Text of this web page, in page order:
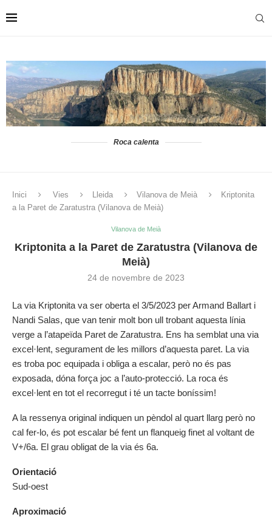
Roca calenta
Inici Vies Lleida Vilanova de Meià
Kriptonita
a la Paret de Zaratustra (Vilanova de Meià)
Vilanova de Meià
Kriptonita a la Paret de Zaratustra (Vilanova de
Meià)
24 de novembre de 2023
La via Kriptonita va ser oberta el 3/5/2023 per Armand Ballart i
Nandi Salas, que van tenir molt bon ull trobant aquesta línia
verge a l’atapeïda Paret de Zaratustra. Ens ha semblat una via
excel·lent, segurament de les millors d’aquesta paret. La via
es troba poc equipada i obliga a escalar, però no és pas
exposada, dóna força joc a l’auto-protecció. La roca és
excel·lent en tot el recorregut i té un tacte boníssim!
A la ressenya original indiquen un pèndol al quart llarg però no
cal fer-lo, és pot escalar bé fent un flanqueig finet al voltant de
V+/6a. El grau obligat de la via és 6a.
Orientació
Sud-oest
Aproximació